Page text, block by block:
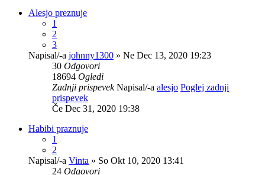
Alesjo preznuje
1
2
3
Napisal/-a johnny1300 » Ne Dec 13, 2020 19:23
30 Odgovori
18694 Ogledi
Zadnji prispevekNapisal/-a alesjo Poglej zadnji
prispevek
Če Dec 31, 2020 19:38
Habibi praznuje
1
2
Napisal/-a Vinta » So Okt 10, 2020 13:41
24 Odgovori